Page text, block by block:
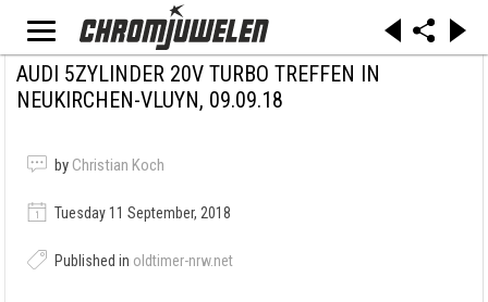
AUDI 5ZYLINDER 20V TURBO TREFFEN IN
NEUKIRCHEN-VLUYN, 09.09.18
by Christian Koch
Tuesday 11 September, 2018
Published in oldtimer-nrw.net